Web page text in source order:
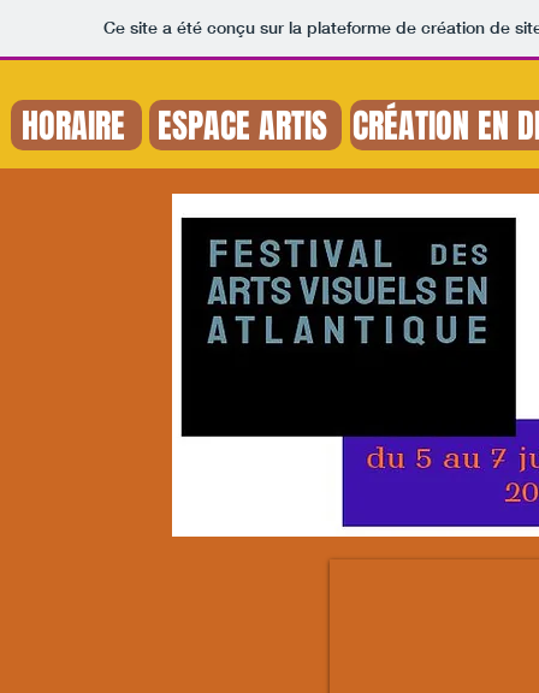
Ce site a été conçu sur la plateforme de création de
HORAIRE ESPACE ARTIS CRÉATION EN